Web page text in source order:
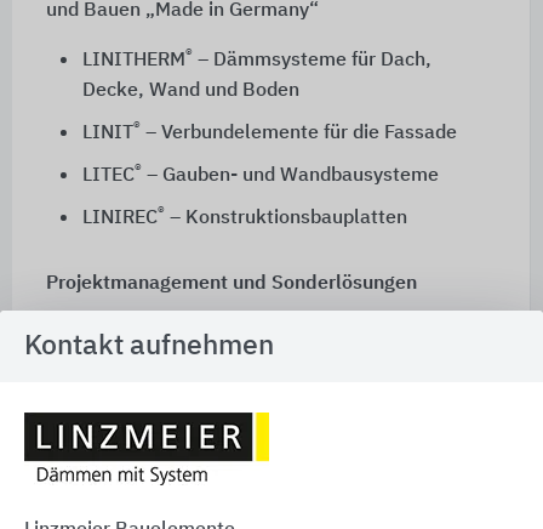
und Bauen „Made in Germany“
LINITHERM® – Dämmsysteme für Dach,
Decke, Wand und Boden
LINIT ® – Verbundelemente für die Fassade
LITEC® – Gauben- und Wandbausysteme
LINIREC® – Konstruktionsbauplatten
Projektmanagement und Sonderlösungen
Linzmeier versteht sich als Partner für alle, die im
Hochbau tätig sind. Ideen aus der Praxis werden
unterstützt Linzmeier von der Ausschreibung über
die Ausführung bis zur Abnahme.
Kontakt aufnehmen